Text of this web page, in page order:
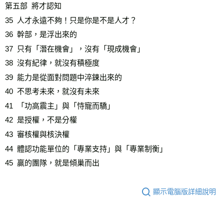
第五部  將才認知
35  人才永遠不夠！只是你是不是人才？
36  幹部，是浮出來的
37  只有「潛在機會」，沒有「現成機會」
38  沒有紀律，就沒有積極度
39  能力是從面對問題中淬鍊出來的
40  不思考未來，就沒有未來
41  「功高震主」與「恃寵而驕」
42  是授權，不是分權
43  審核權與核決權
44  體認功能單位的「專業支持」與「專業制衡」
45  贏的團隊，就是傾巢而出
顯示電腦版詳細說明